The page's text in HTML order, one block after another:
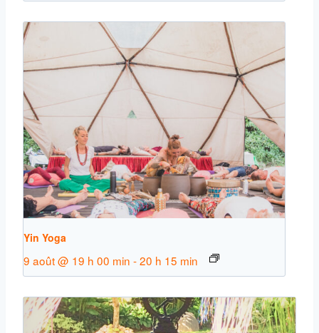
Yin Yoga
9 août @ 19 h 00 min -20 h 15 min